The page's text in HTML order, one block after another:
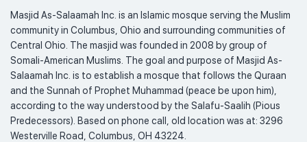
Masjid As-Salaamah Inc. is an Islamic mosque serving the Muslim
community in Columbus, Ohio and surrounding communities of
Central Ohio. The masjid was founded in 2008 by group of
Somali-American Muslims. The goal and purpose of Masjid As-
Salaamah Inc. is to establish a mosque that follows the Quraan
and the Sunnah of Prophet Muhammad (peace be upon him),
according to the way understood by the Salafu-Saalih (Pious
Predecessors). Based on phone call, old location was at: 3296
Westerville Road, Columbus, OH 43224.